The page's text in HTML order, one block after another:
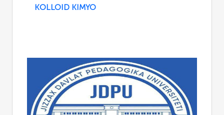
KOLLOID KIMYO